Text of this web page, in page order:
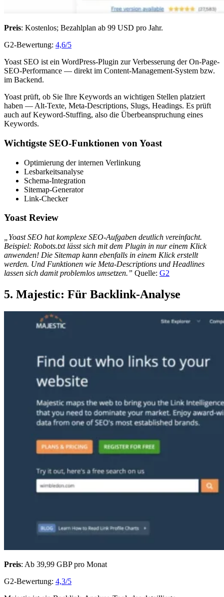
Preis: Kostenlos; Bezahlplan ab 99 USD pro Jahr.
G2-Bewertung: 4,6/5
Yoast SEO ist ein WordPress-Plugin zur Verbesserung der On-Page-
SEO-Performance — direkt im Content-Management-System bzw.
im Backend.
Yoast prüft, ob Sie Ihre Keywords an wichtigen Stellen platziert
haben — Alt-Texte, Meta-Descriptions, Slugs, Headings. Es prüft
auch auf Keyword-Stuffing, also die Überbeanspruchung eines
Keywords.
Wichtigste SEO-Funktionen von Yoast
Optimierung der internen Verlinkung
Lesbarkeitsanalyse
Schema-Integration
Sitemap-Generator
Link-Checker
Yoast Review
„Yoast SEO hat komplexe SEO-Aufgaben deutlich vereinfacht.
Beispiel: Robots.txt lässt sich mit dem Plugin in nur einem Klick
anwenden! Die Sitemap kann ebenfalls in einem Klick erstellt
werden. Und Funktionen wie Meta-Descriptions und Headlines
lassen sich damit problemlos umsetzen.” Quelle: G2
5. Majestic: Für Backlink-Analyse
Preis: Ab 39,99 GBP pro Monat
G2-Bewertung: 4,3/5